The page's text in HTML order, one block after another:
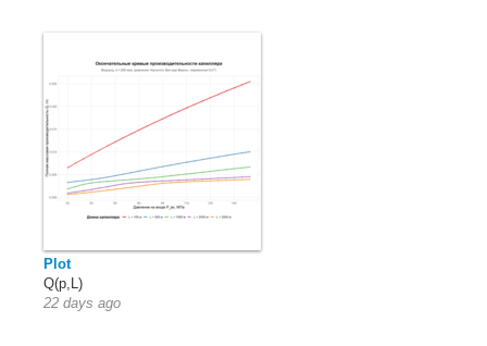
Plot
Q(p,L)
22 days ago